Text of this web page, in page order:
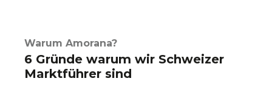
Warum Amorana?
6 Gründe warum wir Schweizer
Marktführer sind